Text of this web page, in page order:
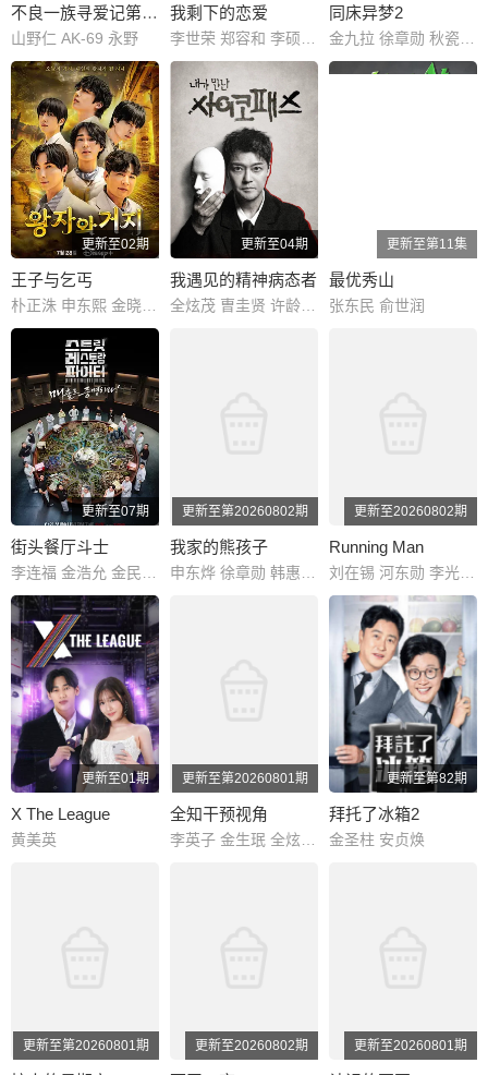
不良一族寻爱记第二季
山野仁 AK-69 永野
我剩下的恋爱
李世荣 郑容和 李硕珉 崔叡娜
同床异梦2
金九拉 徐章勋 秋瓷炫 于晓光
更新至02期
王子与乞丐
更新至04期
我遇见的精神病态者
全炫茂 曺圭贤 许龄智 nucksal
更新至第11集
最优秀山
张东民 俞世润
更新至07期
街头餐厅斗士
更新至第20260802期
我家的熊孩子
更新至20260802期
Running Man
刘在锡 河东勋 李光洙 金钟国 池石镇 姜熙建 宋智孝
更新至01期
X The League
黄美英
更新至第20260801期
全知干预视角
李英子 金生珉 全炫茂 宋恩伊 梁世亨 洪真英 柳炳宰
更新至第82期
拜托了冰箱2
金圣柱 安贞焕
更新至第20260801期 更新至20260802期 更新至20260801期